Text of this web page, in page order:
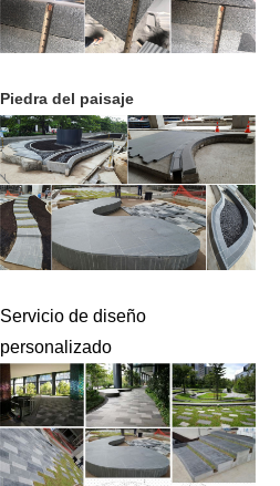
Piedra del paisaje
Servicio de diseño
personalizado